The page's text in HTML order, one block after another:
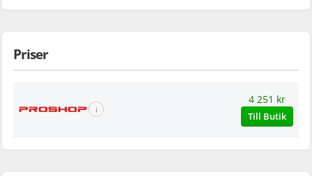
Priser
ℹ
4 251 kr
Till Butik